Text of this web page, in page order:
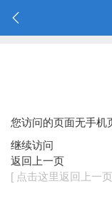
您访问的页面无手机
继续访问
返回上一页
[ 点击这里返回上一